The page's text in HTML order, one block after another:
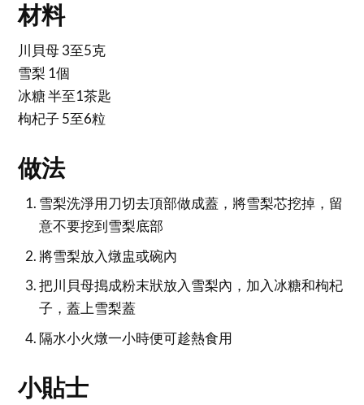
材料
川貝母 3至5克
雪梨 1個
冰糖 半至1茶匙
枸杞子 5至6粒
做法
雪梨洗淨用刀切去頂部做成蓋，將雪梨芯挖掉，留
意不要挖到雪梨底部
將雪梨放入燉盅或碗內
把川貝母搗成粉末狀放入雪梨內，加入冰糖和枸杞
子，蓋上雪梨蓋
隔水小火燉一小時便可趁熱食用
小貼士